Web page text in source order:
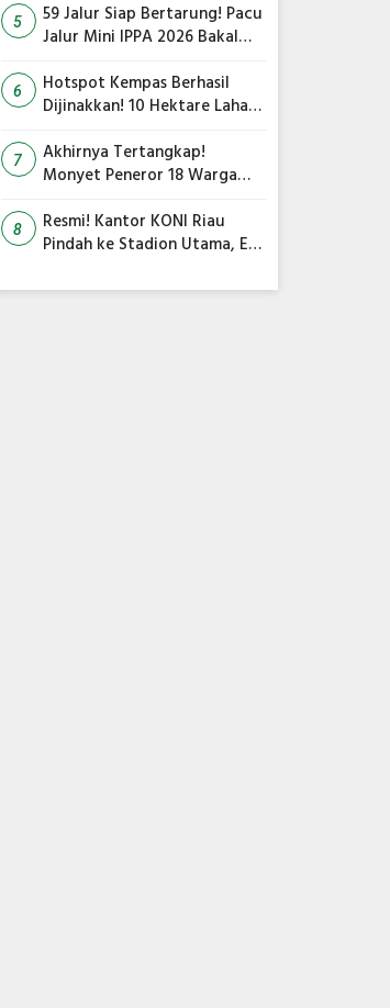
5
59 Jalur Siap Bertarung! Pacu
Jalur Mini IPPA 2026 Bakal
6
Hotspot Kempas Berhasil
Dijinakkan! 10 Hektare Lahan
Inhil Pimpin Langsung
Pemadaman
7
Akhirnya Tertangkap!
Monyet Peneror 18 Warga
8
Resmi! Kantor KONI Riau
Pindah ke Stadion Utama, Eks